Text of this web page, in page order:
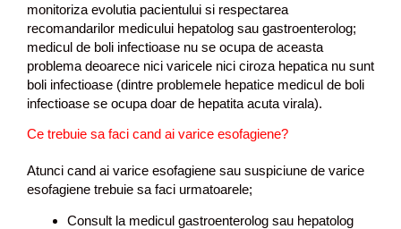
monitoriza evolutia pacientului si respectarea
recomandarilor medicului hepatolog sau gastroenterolog;
medicul de boli infectioase nu se ocupa de aceasta
problema deoarece nici varicele nici ciroza hepatica nu sunt
boli infectioase (dintre problemele hepatice medicul de boli
infectioase se ocupa doar de hepatita acuta virala).
Ce trebuie sa faci cand ai varice esofagiene?
Atunci cand ai varice esofagiene sau suspiciune de varice
esofagiene trebuie sa faci urmatoarele;
Consult la medicul gastroenterolog sau hepatolog